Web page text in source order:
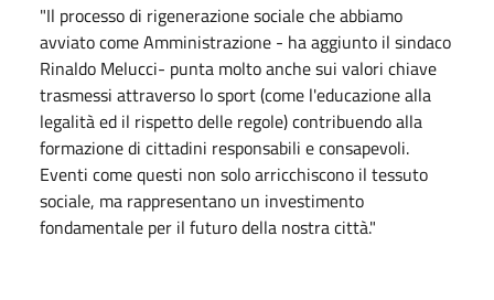
"Il processo di rigenerazione sociale che abbiamo
avviato come Amministrazione - ha aggiunto il sindaco
Rinaldo Melucci- punta molto anche sui valori chiave
trasmessi attraverso lo sport (come l'educazione alla
legalità ed il rispetto delle regole) contribuendo alla
formazione di cittadini responsabili e consapevoli.
Eventi come questi non solo arricchiscono il tessuto
sociale, ma rappresentano un investimento
fondamentale per il futuro della nostra città."